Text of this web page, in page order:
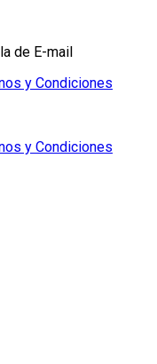
de E-mail
y Condiciones
y Condiciones